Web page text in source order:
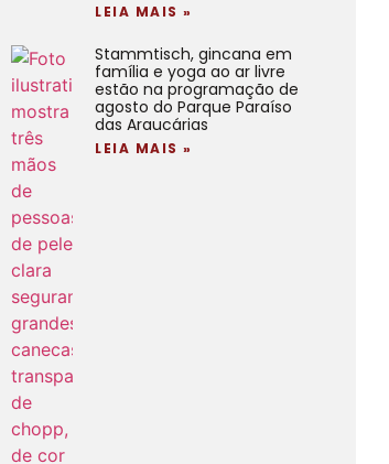
LEIA MAIS »
Stammtisch, gincana em
família e yoga ao ar livre
estão na programação de
agosto do Parque Paraíso
das Araucárias
LEIA MAIS »